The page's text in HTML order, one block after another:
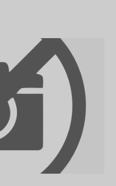
an
vum Besëtzer oder
mat Hëllef vun
Asien-Pazifik